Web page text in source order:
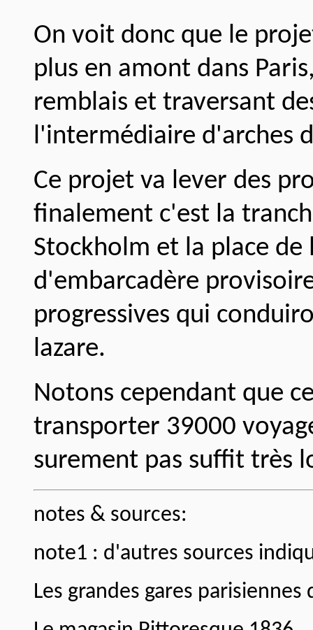
On voit donc que le
plus en amont dans
remblais et traversant
l'intermédiaire d'arches
Ce projet va lever des
finalement c'est la
Stockholm et la place
d'embarcadère
progressives qui
lazare.
Notons cependant que
transporter 39000
surement pas suffit très
notes & sources:
note1 : d'autres sources
Les grandes gares